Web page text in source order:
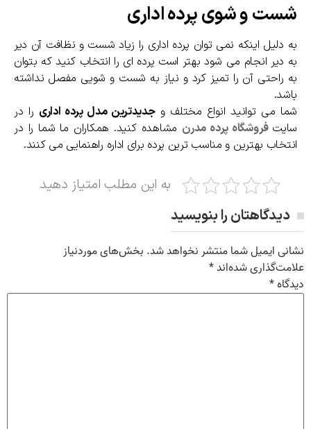
شست و شوی پرده اداری
به دلیل اینکه نمی توان پرده اداری را زیاد شست و نظافت آن دیر
به دیر انجام می شود بهتر است پرده ای را انتخاب کنید که بتوان
به راحتی آن را تمیز کرد و نیاز به شست و شویی مفصل نداشته
باشد.
شما می توانید انواع مختلف وجدیدترین مدل پرده اداری را در
سایت فروشگاه پرده مدرن مشاهده کنید. همکاران ما شما را در
انتخاب بهترین و مناسب ترین پرده برای اداره راهنمایی می کنند.
به این مطلب امتیاز دهید
دیدگاهتان را بنویسید
نشانی ایمیل شما منتشر نخواهد شد. بخش‌های موردنیاز
علامت‌گذاری شده‌اند*
دیدگاه*